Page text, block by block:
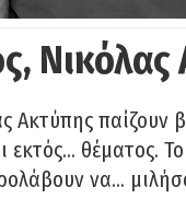
Νικόλας
Ακτύπης παίζουν
θέματος.
να…